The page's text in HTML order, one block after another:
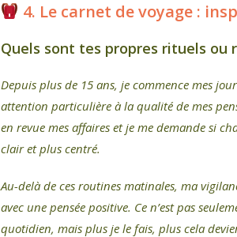
4. Le carnet de voyage :
Quels sont tes propres rituels ou
Depuis plus de 15 ans, je commence mes
attention particulière à la qualité de mes
en revue mes affaires et je me demande si
clair et plus centré.
Au-delà de ces routines matinales, ma
avec une pensée positive. Ce n’est pas
quotidien, mais plus je le fais, plus cela